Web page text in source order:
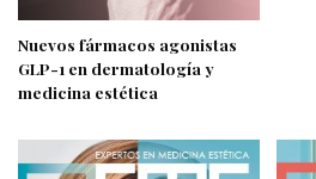
Nuevos fármacos agonistas
GLP-1 en dermatología y
medicina estética